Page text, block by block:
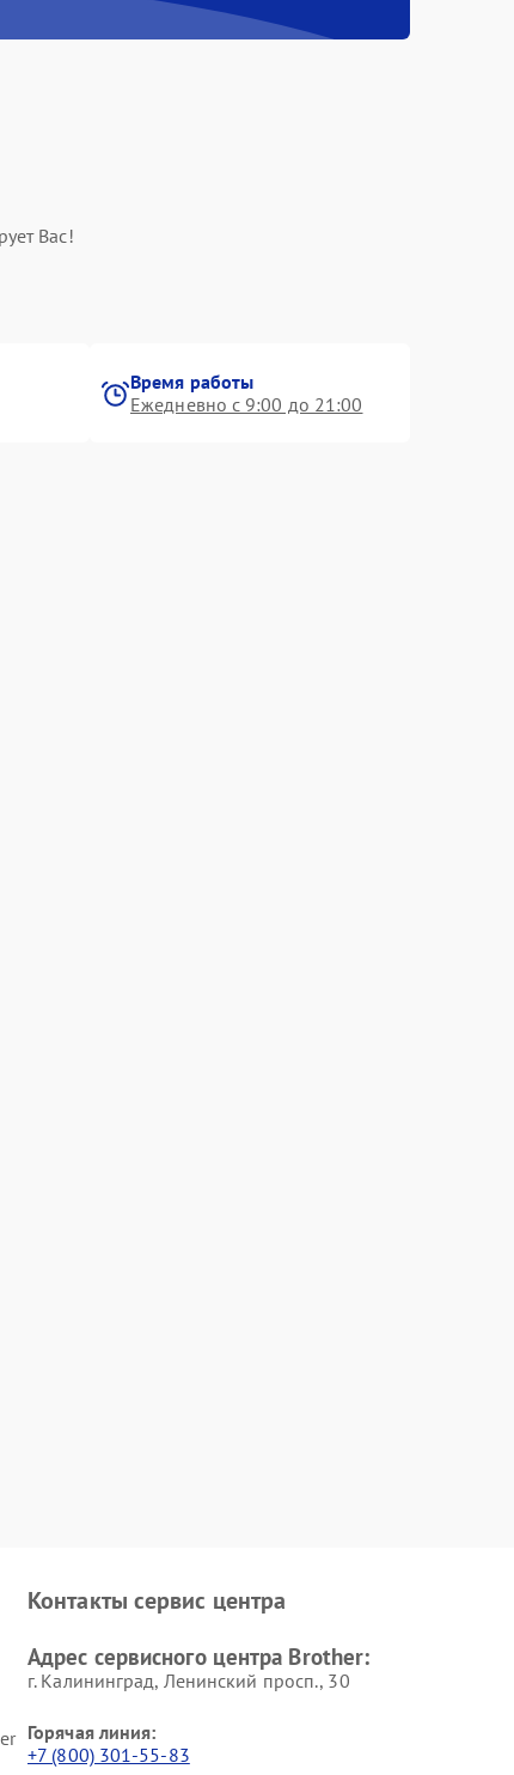
Вас!
Время работы
Ежедневно с 9:00 до 21:00
Контакты сервис центра
Адрес сервисного центра Brother:
г. Калининград, Ленинский просп., 30
Горячая линия:
+7 (800) 301-55-83